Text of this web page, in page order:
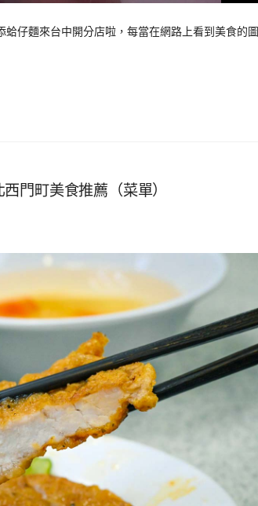
仔麵來台中開分店啦，每當在網路上看到美食的圖
門町美食推薦（菜單）